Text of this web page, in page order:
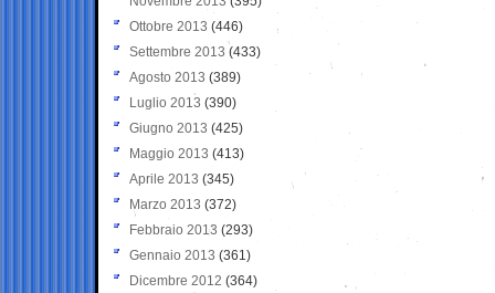
Ottobre 2013 (446)
Settembre 2013 (433)
Agosto 2013 (389)
Luglio 2013 (390)
Giugno 2013 (425)
Maggio 2013 (413)
Aprile 2013 (345)
Marzo 2013 (372)
Febbraio 2013 (293)
Gennaio 2013 (361)
Dicembre 2012 (364)